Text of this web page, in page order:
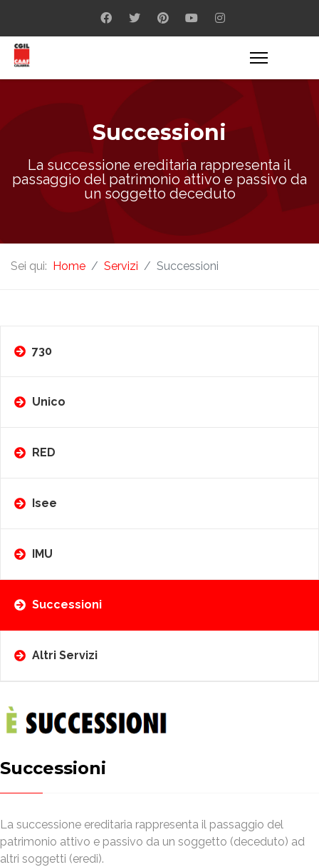
Successioni
La successione ereditaria rappresenta il
passaggio del patrimonio attivo e passivo da
un soggetto deceduto
Sei qui: Home Servizi Successioni
730
Unico
RED
Isee
IMU
Successioni
Altri Servizi
Successioni
La successione ereditaria rappresenta il passaggio del
patrimonio attivo e passivo da un soggetto (deceduto) ad
altri soggetti (eredi).